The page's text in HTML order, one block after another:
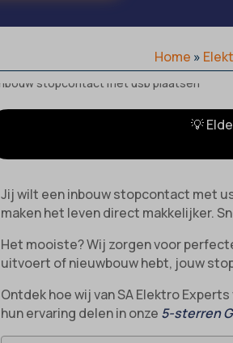
Home »
💡
Jij wilt een inbouw stopcontact met
maken het leven direct makkelijker.
Het mooiste? Wij zorgen voor
uitvoert of nieuwbouw hebt, jouw
Ontdek hoe wij van SA Elektro
hun ervaring delen in onze 5-sterren